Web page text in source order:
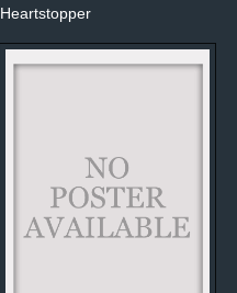
Heartstopper